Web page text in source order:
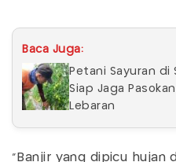
Baca Juga:
Petani Sayuran di
Siap Jaga
Lebaran
"Banjir yang dipicu hujan